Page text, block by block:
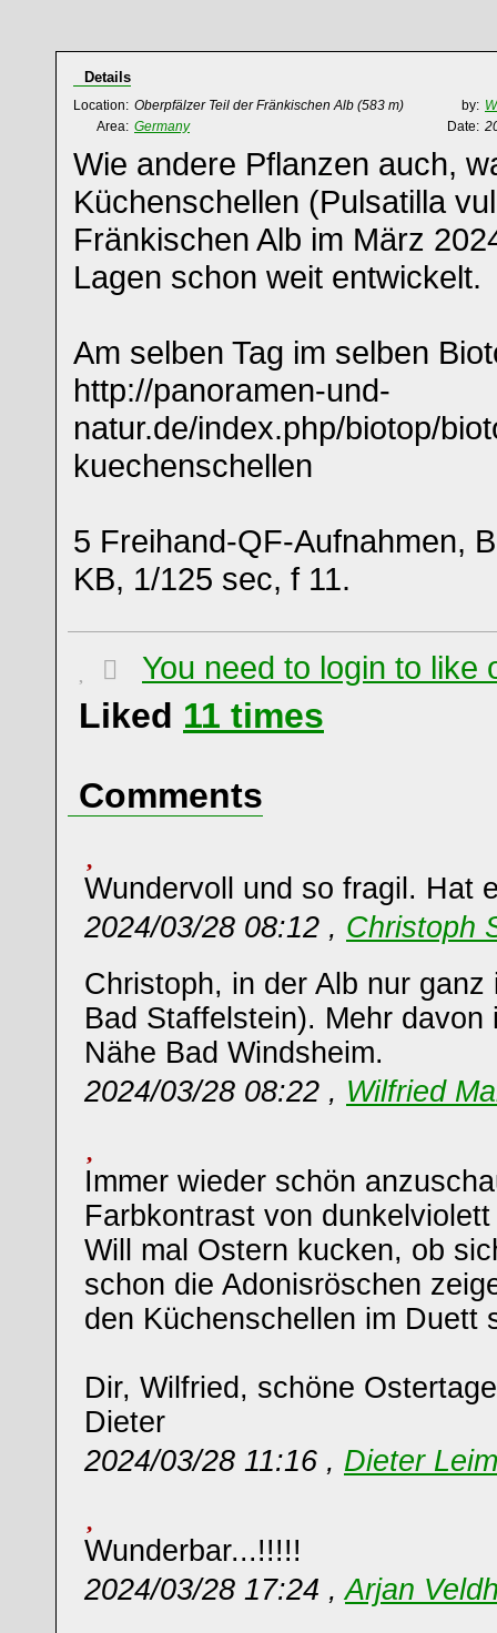
Details
Location: Oberpfälzer Teil der Fränkischen Alb (583 m) by:
Area: Germany Date:
Wie andere Pflanzen auch,
Küchenschellen (Pulsatilla
Fränkischen Alb im März
Lagen schon weit entwickelt.
Am selben Tag im selben
http://panoramen-und-
natur.de/index.php/biotop/
kuechenschellen
5 Freihand-QF-Aufnahmen,
KB, 1/125 sec, f 11.
You need to login to like
Liked 11 times
Comments
Wundervoll und so fragil. Hat
2024/03/28 08:12 , Christoph
Christoph, in der Alb nur ganz
Bad Staffelstein). Mehr davon
Nähe Bad Windsheim.
2024/03/28 08:22 , Wilfried
Immer wieder schön
Farbkontrast von
Will mal Ostern kucken, ob
schon die Adonisröschen
den Küchenschellen im Duett
Dir, Wilfried, schöne
Dieter
2024/03/28 11:16 , Dieter
Wunderbar...!!!!!
2024/03/28 17:24 ,Arjan